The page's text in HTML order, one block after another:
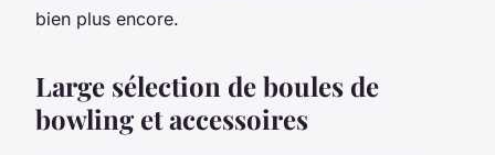
bien plus encore.
Large sélection de boules de
bowling et accessoires